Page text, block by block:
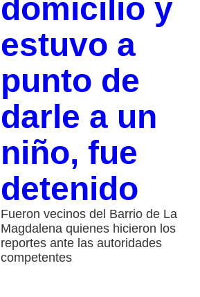
domicilio y
estuvo a
punto de
darle a un
niño, fue
detenido
Fueron vecinos del Barrio de La
Magdalena quienes hicieron los
reportes ante las autoridades
competentes